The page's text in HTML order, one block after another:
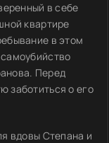
в себе
квартире
в этом
Перед
заботиться о его
вдовы Степана и